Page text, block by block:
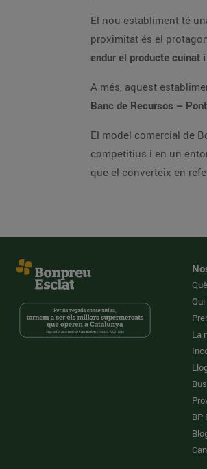
El nou establiment té
proximitat és el
endur el producte cuinat
A més, aquest
Banc de Recursos –
El model comercial de
competitius i en un
que el converteix en
La
BP